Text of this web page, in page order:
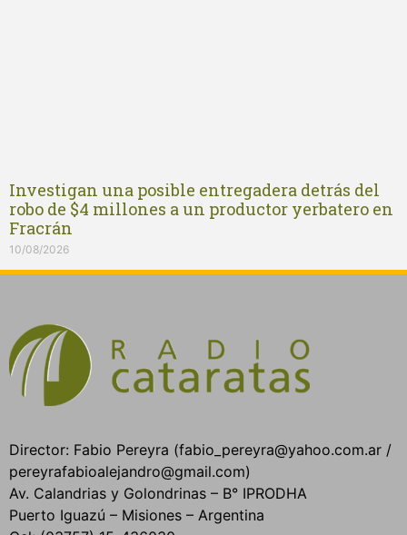
Investigan una posible entregadera detrás del
robo de $4 millones a un productor yerbatero en
Fracrán
10/08/2026
Director: Fabio Pereyra (fabio_pereyra@yahoo.com.ar /
pereyrafabioalejandro@gmail.com)
Av. Calandrias y Golondrinas – B° IPRODHA
Puerto Iguazú – Misiones – Argentina